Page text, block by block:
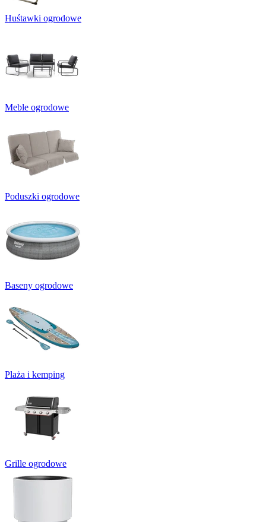
Huśtawki ogrodowe
Meble ogrodowe
Poduszki ogrodowe
Baseny ogrodowe
Plaża i kemping
Grille ogrodowe